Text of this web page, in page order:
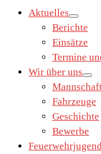
Aktuelles
Berichte
Einsätze
Termine
Wir über uns
Fahrzeuge
Geschichte
Bewerbe
Feuerwehrjugend